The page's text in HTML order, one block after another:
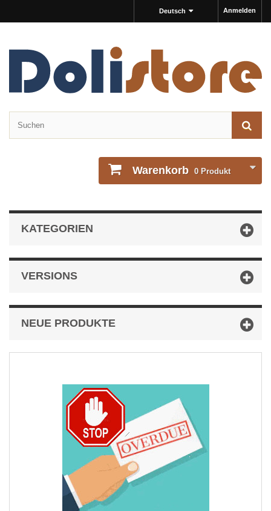
Anmelden
Deutsch
Warenkorb 0 Produkt
KATEGORIEN
VERSIONS
NEUE PRODUKTE